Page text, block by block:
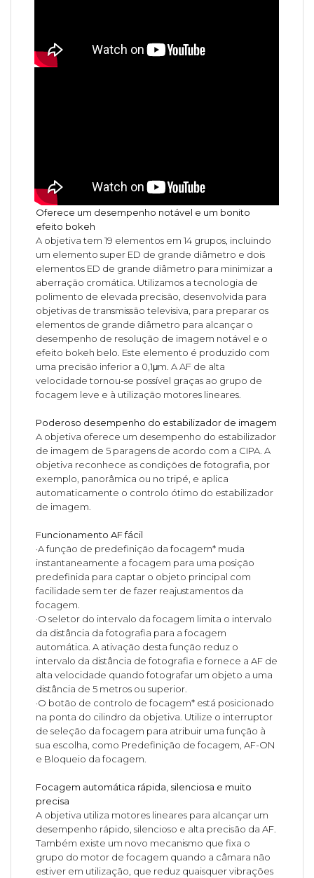
Oferece um desempenho notável e um bonito
efeito bokeh
A objetiva tem 19 elementos em 14 grupos, incluindo
um elemento super ED de grande diâmetro e dois
elementos ED de grande diâmetro para minimizar a
aberração cromática. Utilizamos a tecnologia de
polimento de elevada precisão, desenvolvida para
objetivas de transmissão televisiva, para preparar os
elementos de grande diâmetro para alcançar o
desempenho de resolução de imagem notável e o
efeito bokeh belo. Este elemento é produzido com
uma precisão inferior a 0,1μm. A AF de alta
velocidade tornou-se possível graças ao grupo de
focagem leve e à utilização motores lineares.
Poderoso desempenho do estabilizador de imagem
A objetiva oferece um desempenho do estabilizador
de imagem de 5 paragens de acordo com a CIPA. A
objetiva reconhece as condições de fotografia, por
exemplo, panorâmica ou no tripé, e aplica
automaticamente o controlo ótimo do estabilizador
de imagem.
Funcionamento AF fácil
·A função de predefinição da focagem* muda
instantaneamente a focagem para uma posição
predefinida para captar o objeto principal com
facilidade sem ter de fazer reajustamentos da
focagem.
·O seletor do intervalo da focagem limita o intervalo
da distância da fotografia para a focagem
automática. A ativação desta função reduz o
intervalo da distância de fotografia e fornece a AF de
alta velocidade quando fotografar um objeto a uma
distância de 5 metros ou superior.
·O botão de controlo de focagem* está posicionado
na ponta do cilindro da objetiva. Utilize o interruptor
de seleção da focagem para atribuir uma função à
sua escolha, como Predefinição de focagem, AF-ON
e Bloqueio da focagem.
Focagem automática rápida, silenciosa e muito
precisa
A objetiva utiliza motores lineares para alcançar um
desempenho rápido, silencioso e alta precisão da AF.
Também existe um novo mecanismo que fixa o
grupo do motor de focagem quando a câmara não
estiver em utilização, que reduz quaisquer vibrações